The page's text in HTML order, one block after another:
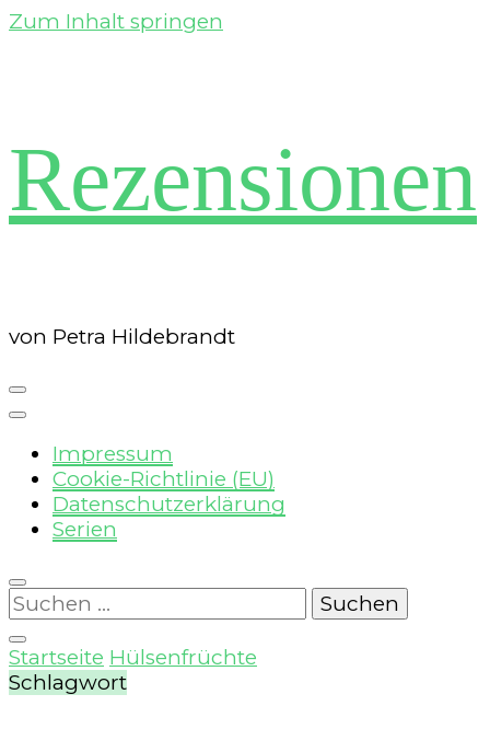
Zum Inhalt springen
Rezensionen
von Petra Hildebrandt
Impressum
Cookie-Richtlinie (EU)
Datenschutzerklärung
Serien
Suchen
nach:
Startseite Hülsenfrüchte
Schlagwort